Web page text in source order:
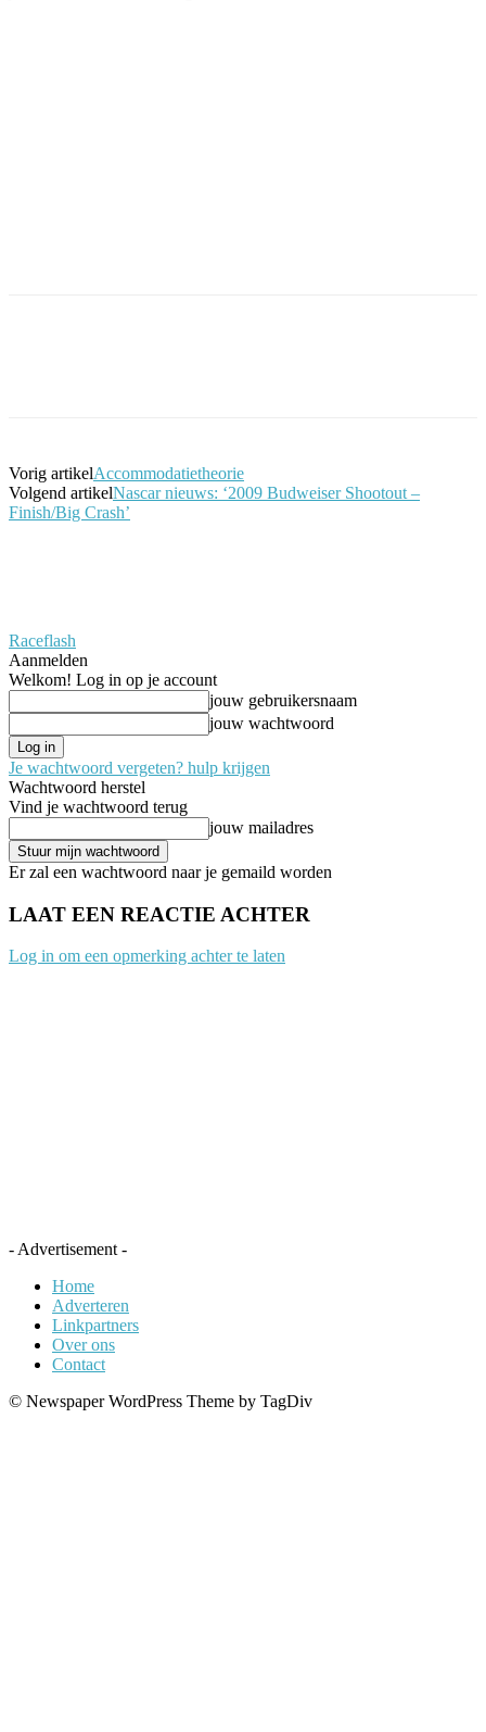
Vorig artikelAccommodatietheorie
Volgend artikelNascar nieuws: ‘2009 Budweiser Shootout –
Finish/Big Crash’
Raceflash
Aanmelden
Welkom! Log in op je account
jouw gebruikersnaam
jouw wachtwoord
Je wachtwoord vergeten? hulp krijgen
Wachtwoord herstel
Vind je wachtwoord terug
jouw mailadres
Er zal een wachtwoord naar je gemaild worden
LAAT EEN REACTIE ACHTER
Log in om een opmerking achter te laten
- Advertisement -
Home
Adverteren
Linkpartners
Over ons
Contact
© Newspaper WordPress Theme by TagDiv